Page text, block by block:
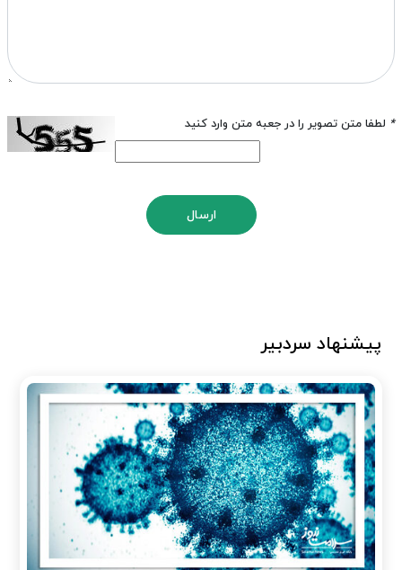
* لطفا متن تصویر را در جعبه متن وارد کنید
ارسال
پیشنهاد سردبیر